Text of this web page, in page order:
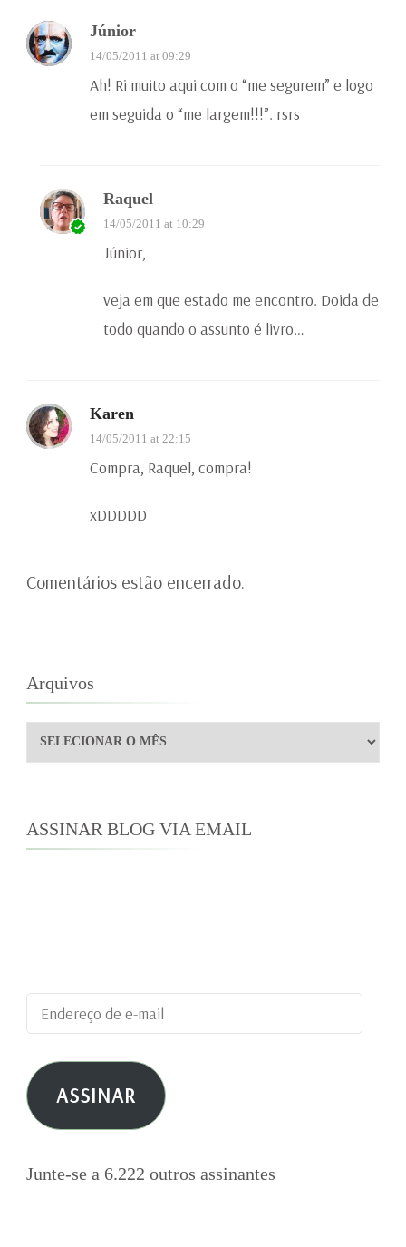
Júnior
14/05/2011 at 09:29
Ah! Ri muito aqui com o “me segurem” e logo
em seguida o “me largem!!!”. rsrs
Raquel
14/05/2011 at 10:29
Júnior,
veja em que estado me encontro. Doida de
todo quando o assunto é livro…
Karen
14/05/2011 at 22:15
Compra, Raquel, compra!
xDDDDD
Comentários estão encerrado.
Arquivos
Arquivos
ASSINAR BLOG VIA EMAIL
Endereço
de
e-
mail ASSINAR
Junte-se a 6.222 outros assinantes